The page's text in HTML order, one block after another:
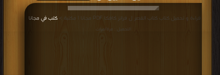
قراءة و تحميل كتاب كتاب القصر ل فرانز كافكا PDF مجانا | مكتبة > كتب في مجانا
التحميل : مرة/مرات